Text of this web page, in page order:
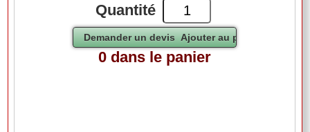
Quantité
0 dans le panier